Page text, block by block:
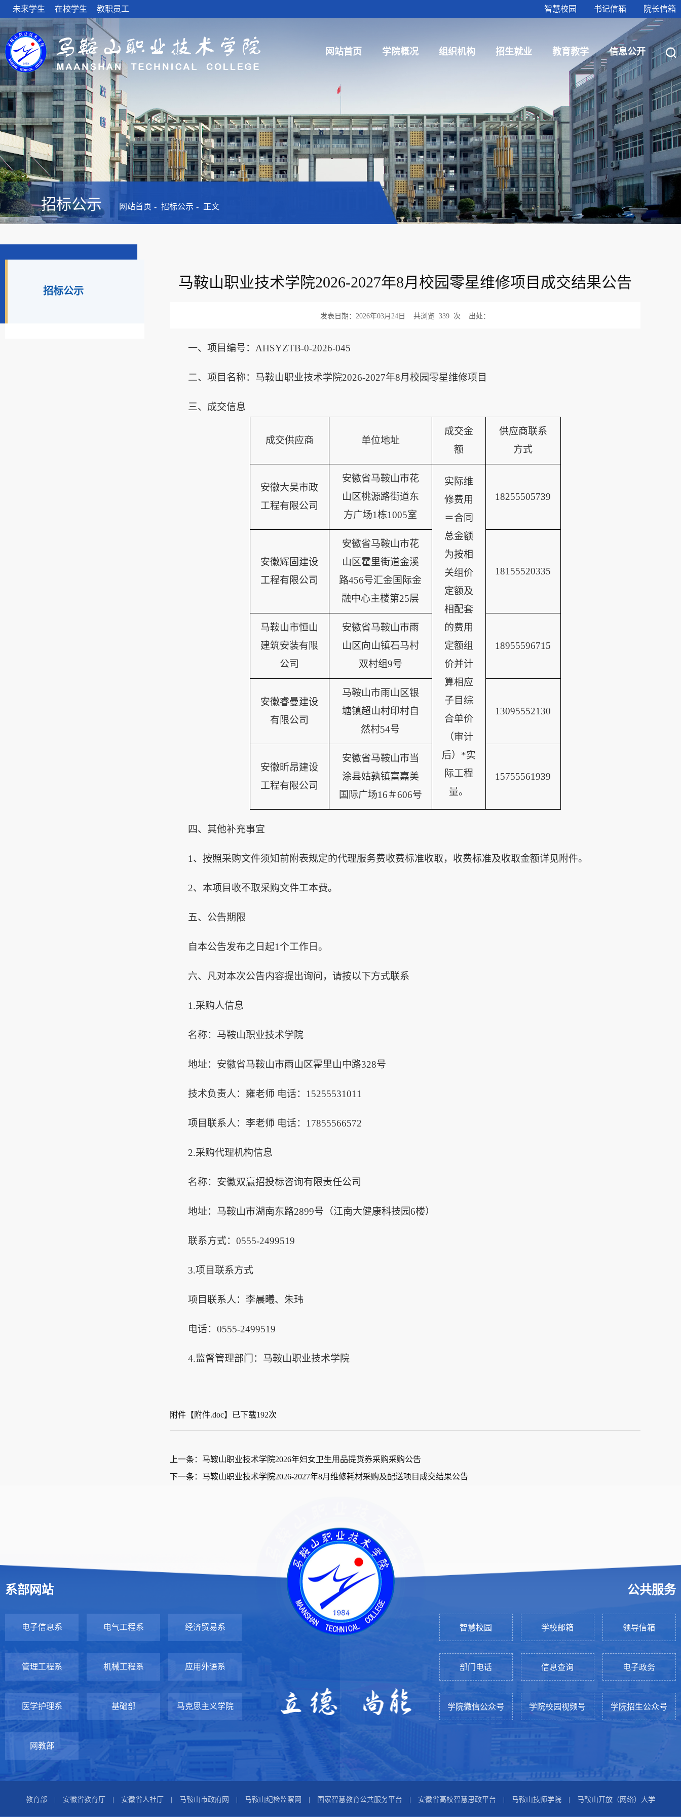
未来学生 在校学生 教职员工 智慧校园 书记信箱 院长信箱
网站首页 学院概况 组织机构 招生就业 教育教学 信息公开
招标公示 网站首页 招标公示 正文
招标公示
马鞍山职业技术学院2026-2027年8月校园零星维修项目成交结果公告
发表日期：2026年03月24日 共浏览 339 次 出处：
一、项目编号： AHSYZTB-0-2026-045
二、项目名称： 马鞍山职业技术学院2026-2027年8月校园零星维修项目
三、 成交信息
成交供应商 单位地址
成交金
额
供应商联系
方式
安徽大吴市政
工程有限公司
安徽省马鞍山市花
山区桃源路街道东
方广场1栋1005室
实际维
修费用
＝合同
总金额
为按相
关组价
定额及
相配套
的费用
定额组
价并计
算相应
子目综
合单价
（审计
后） *实
际工程
量。
18255505739
安徽辉固建设
工程有限公司
安徽省马鞍山市花
山区霍里街道金溪
路456号汇金国际金
融中心主楼第25层
18155520335
马鞍山市恒山
建筑安装有限
公司
安徽省马鞍山市雨
山区向山镇石马村
双村组9号
18955596715
安徽睿曼建设
有限公司
马鞍山市雨山区银
塘镇超山村印村自
然村54号
13095552130
安徽昕昂建设
工程有限公司
安徽省马鞍山市当
涂县姑孰镇富嘉美
国际广场16＃606号
15755561939
四、其他补充事宜
1、按照采购文件须知前附表规定的代理服务费收费标准收取，收费标准及收取金额详见附件。
2、本项目收不取采购文件工本费。
五、公告期限
自本公告发布之日起1个工作日。
六、凡对本次公告内容提出询问，请按以下方式联系
1.采购人信息
名称：马鞍山职业技术学院
地址：安徽省马鞍山市雨山区霍里山中路328号
技术负责人：雍老师 电话： 15255531011
项目联系人：李老师 电话： 17855566572
2.采购代理机构信息
名称：安徽双赢招投标咨询有限责任公司
地址：马鞍山市湖南东路2899号（江南大健康科技园6楼）
联系方式： 0555-2499519
3.项目联系方式
项目联系人：李晨曦、朱玮
电话： 0555-2499519
4.监督管理部门：马鞍山职业技术学院
附件【 附件.doc】已下载192次
上一条：马鞍山职业技术学院2026年妇女卫生用品提货券采购采购公告
下一条：马鞍山职业技术学院2026-2027年8月维修耗材采购及配送项目成交结果公告
立德 尚能
系部网站
电子信息系 电气工程系 经济贸易系
管理工程系 机械工程系 应用外语系
医学护理系 基础部 马克思主义学院
网教部
公共服务
智慧校园 学校邮箱 领导信箱
部门电话 信息查询 电子政务
学院微信公众号 学院校园视频号 学院招生公众号
教育部 | 安徽省教育厅 | 安徽省人社厅 | 马鞍山市政府网 | 马鞍山纪检监察网 | 国家智慧教育公共服务平台 | 安徽省高校智慧思政平台 | 马鞍山技师学院 | 马鞍山开放（网络）大学